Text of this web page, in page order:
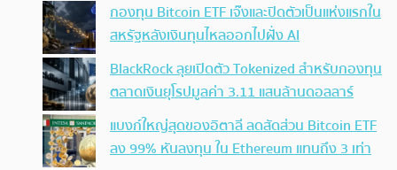
กองทุน Bitcoin ETF เจ๊งและปิดตัวเป็นแห่งแรกใน
สหรัฐหลังเงินทุนไหลออกไปฝั่ง AI
BlackRock ลุยเปิดตัว Tokenized สำหรับกองทุน
ตลาดเงินยุโรปมูลค่า 3.11 แสนล้านดอลลาร์
แบงก์ใหญ่สุดของอิตาลี ลดสัดส่วน Bitcoin ETF
ลง 99% หันลงทุน ใน Ethereum แทนถึง 3 เท่า